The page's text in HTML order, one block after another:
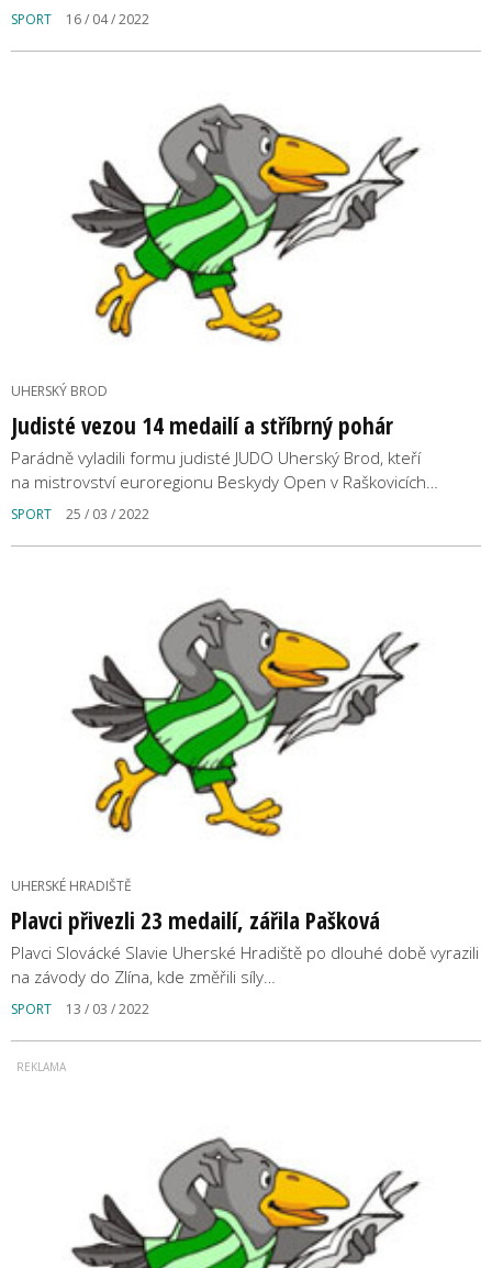
SPORT 16 / 04 / 2022
UHERSKÝ BROD
Judisté vezou 14 medailí a stříbrný pohár
Parádně vyladili formu judisté JUDO Uherský Brod, kteří
na mistrovství euroregionu Beskydy Open v Raškovicích…
SPORT 25 / 03 / 2022
UHERSKÉ HRADIŠTĚ
Plavci přivezli 23 medailí, zářila Pašková
Plavci Slovácké Slavie Uherské Hradiště po dlouhé době vyrazili
na závody do Zlína, kde změřili síly…
SPORT 13 / 03 / 2022